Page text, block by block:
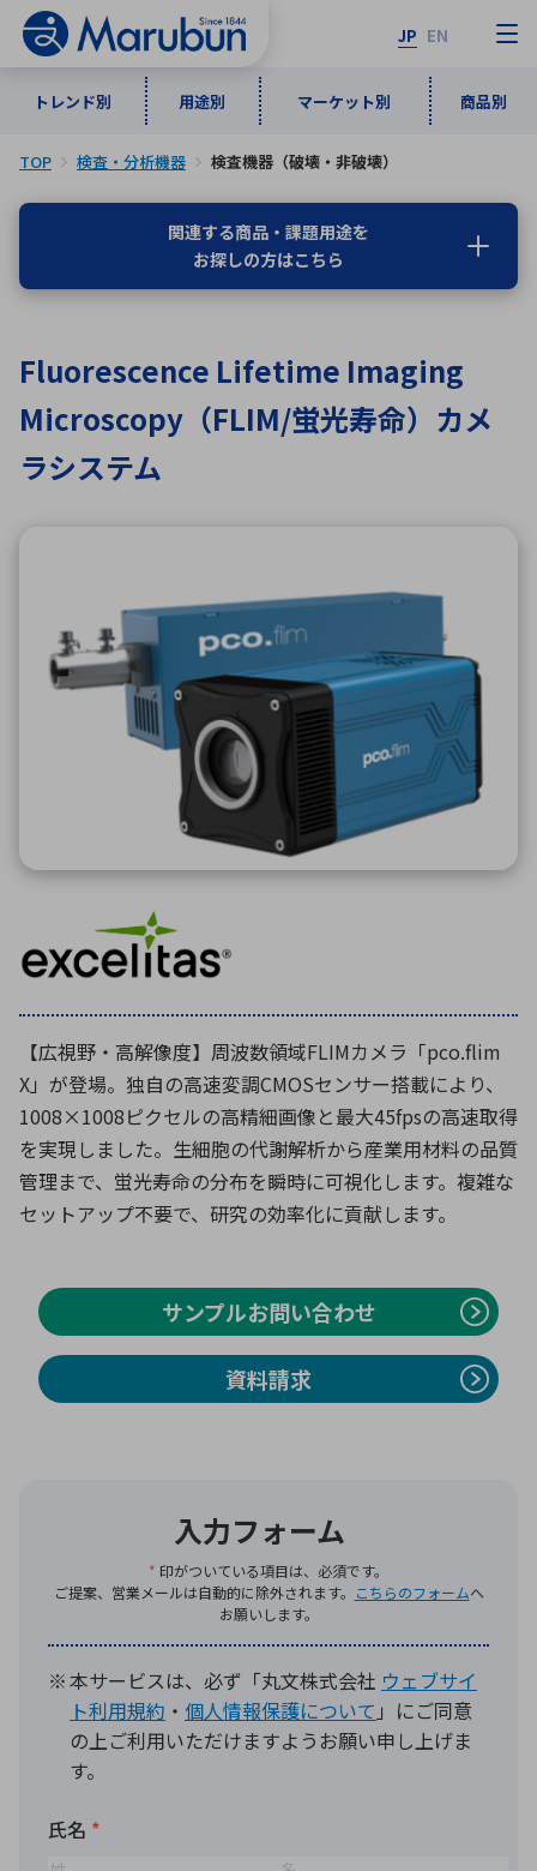
JP EN
トレンド別 用途別 マーケット別 商品別
トレンド別
インダストリアルDXソリューション
5G・Local 5G
ワイヤレス給電
データセンタ・クラウド
ミリ波レーダー
ブログ｜ここから始まる最新技術
用途別
通信・ネットワーク
監視・セキュリティ
計測・検出
接着・接合
製品製造・加工
レーダ・衛星通信
照射
シミュレーター
環境構築・開発システム
マーケット別
情報通信 宇宙・防衛
商品別
計測・測定・表示機器 検査・分析機器
レーザー・光学部品 組込コンピュータ
特定用途向け・その他 サービス
医療機器
メーカ一覧
な行
は行 ま行
や行
ら行
わ行
F G
H
I
J
L
M
N O
R S
T
V W
TOP 検査・分析機器 検査機器（破壊・非破壊）
関連する商品・課題用途を
お探しの方はこちら
Fluorescence Lifetime Imaging
Microscopy（FLIM/蛍光寿命）カメ
ラシステム
【広視野・高解像度】周波数領域FLIMカメラ「pco.flim
X」が登場。独自の高速変調CMOSセンサー搭載により、
1008×1008ピクセルの高精細画像と最大45fpsの高速取得
を実現しました。生細胞の代謝解析から産業用材料の品質
管理まで、蛍光寿命の分布を瞬時に可視化します。複雑な
セットアップ不要で、研究の効率化に貢献します。
サンプルお問い合わせ
資料請求